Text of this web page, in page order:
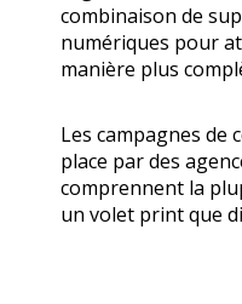
combinaison de
numériques pour
manière plus
Les campagnes de
place par des
comprennent la
un volet print que